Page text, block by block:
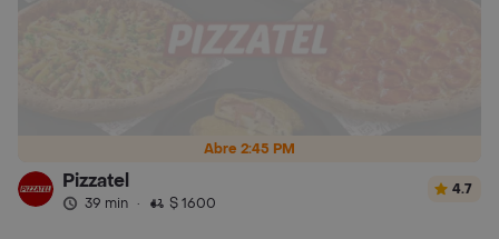
Abre 2:45 PM
Pizzatel
39 min · $ 1600
4.7